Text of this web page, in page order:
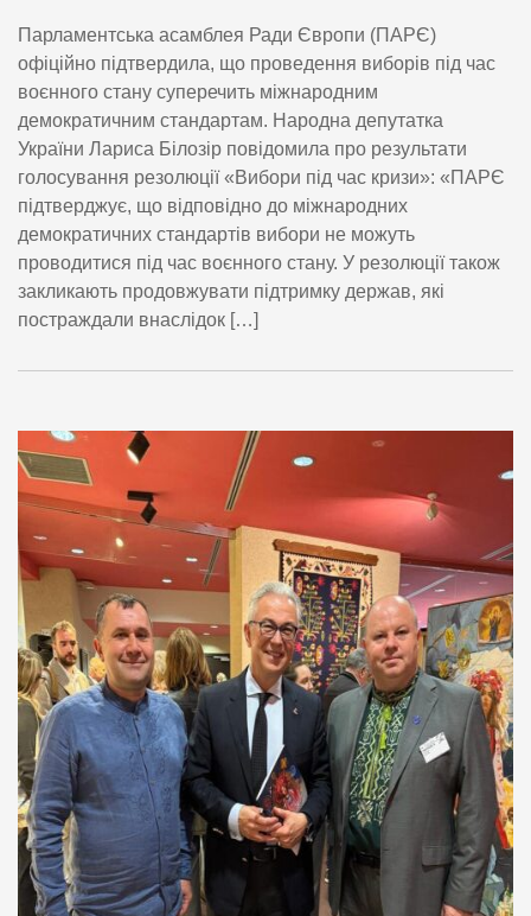
Парламентська асамблея Ради Європи (ПАРЄ)
офіційно підтвердила, що проведення виборів під час
воєнного стану суперечить міжнародним
демократичним стандартам. Народна депутатка
України Лариса Білозір повідомила про результати
голосування резолюції «Вибори під час кризи»: «ПАРЄ
підтверджує, що відповідно до міжнародних
демократичних стандартів вибори не можуть
проводитися під час воєнного стану. У резолюції також
закликають продовжувати підтримку держав, які
постраждали внаслідок […]